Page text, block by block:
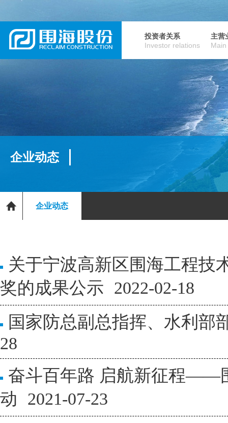
投资者关系
Investor relations
主营
企业动态
企业动态
关于宁波高新区围海工程技
奖的成果公示 2022-02-18
国家防总副总指挥、水利部
28
奋斗百年路 启航新征程——
动
2021-07-23